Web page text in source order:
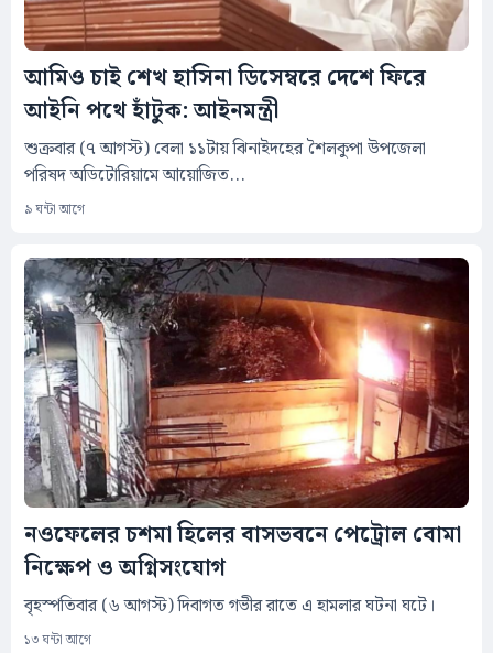
আমিও চাই শেখ হাসিনা ডিসেম্বরে দেশে ফিরে
আইনি পথে হাঁটুক: আইনমন্ত্রী
শুক্রবার (৭ আগস্ট) বেলা ১১টায় ঝিনাইদহের শৈলকুপা উপজেলা
পরিষদ অডিটোরিয়ামে আয়োজিত...
৯ ঘন্টা আগে
নওফেলের চশমা হিলের বাসভবনে পেট্রোল বোমা
নিক্ষেপ ও অগ্নিসংযোগ
বৃহস্পতিবার (৬ আগস্ট) দিবাগত গভীর রাতে এ হামলার ঘটনা ঘটে।
১৩ ঘন্টা আগে